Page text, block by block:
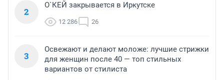
2
О`КЕЙ закрывается в Иркутске
12 286 26
3
Освежают и делают моложе: лучшие стрижки
для женщин после 40 — топ стильных
вариантов от стилиста